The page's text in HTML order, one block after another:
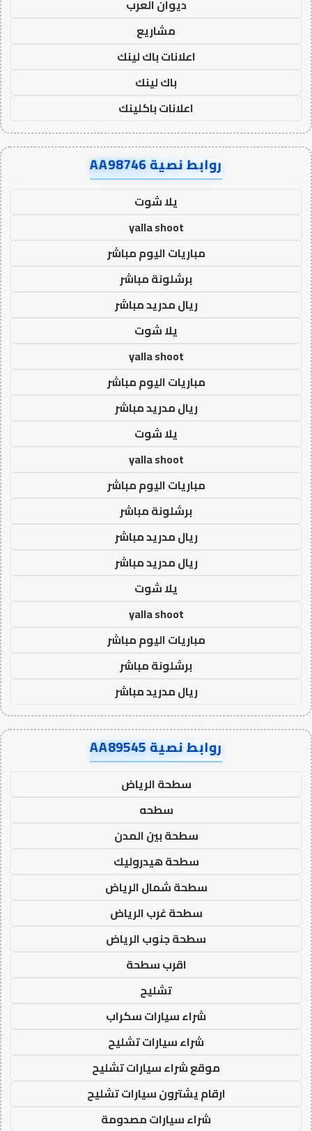
ديوان العرب
مشاريع
اعلانات باك لينك
باك لينك
اعلانات باكلينك
روابط نصية AA98746
يلا شوت
yalla shoot
مباريات اليوم مباشر
برشلونة مباشر
ريال مدريد مباشر
يلا شوت
yalla shoot
مباريات اليوم مباشر
ريال مدريد مباشر
يلا شوت
yalla shoot
مباريات اليوم مباشر
برشلونة مباشر
ريال مدريد مباشر
ريال مدريد مباشر
يلا شوت
yalla shoot
مباريات اليوم مباشر
برشلونة مباشر
ريال مدريد مباشر
روابط نصية AA89545
سطحة الرياض
سطحه
سطحة بين المدن
سطحة هيدروليك
سطحة شمال الرياض
سطحة غرب الرياض
سطحة جنوب الرياض
اقرب سطحة
تشليح
شراء سيارات سكراب
شراء سيارات تشليح
موقع شراء سيارات تشليح
ارقام يشترون سيارات تشليح
شراء سيارات مصدومة